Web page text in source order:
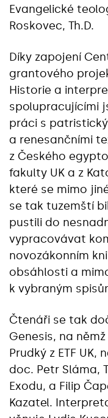
Evangelické
Roskovec, Th.D.
Díky zapojení
grantového
Historie a
spolupracujícími
práci s
a renesančními
z Českého
fakulty UK a z
které se mimo
se tak tuzemští
pustili do
vypracovávat
novozákonním
obsáhlosti a
k vybraným
Čtenáři se tak
Genesis, na
Prudký z ETF
doc. Petr Sláma,
Exodu, a Filip
Kazatel.